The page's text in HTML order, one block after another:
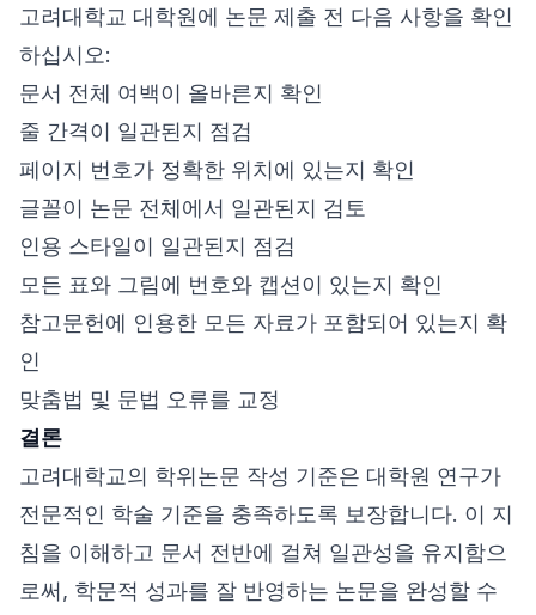
고려대학교 대학원에 논문 제출 전 다음 사항을 확인
하십시오:
문서 전체 여백이 올바른지 확인
줄 간격이 일관된지 점검
페이지 번호가 정확한 위치에 있는지 확인
글꼴이 논문 전체에서 일관된지 검토
인용 스타일이 일관된지 점검
모든 표와 그림에 번호와 캡션이 있는지 확인
참고문헌에 인용한 모든 자료가 포함되어 있는지 확
인
맞춤법 및 문법 오류를 교정
결론
고려대학교의 학위논문 작성 기준은 대학원 연구가
전문적인 학술 기준을 충족하도록 보장합니다. 이 지
침을 이해하고 문서 전반에 걸쳐 일관성을 유지함으
로써, 학문적 성과를 잘 반영하는 논문을 완성할 수